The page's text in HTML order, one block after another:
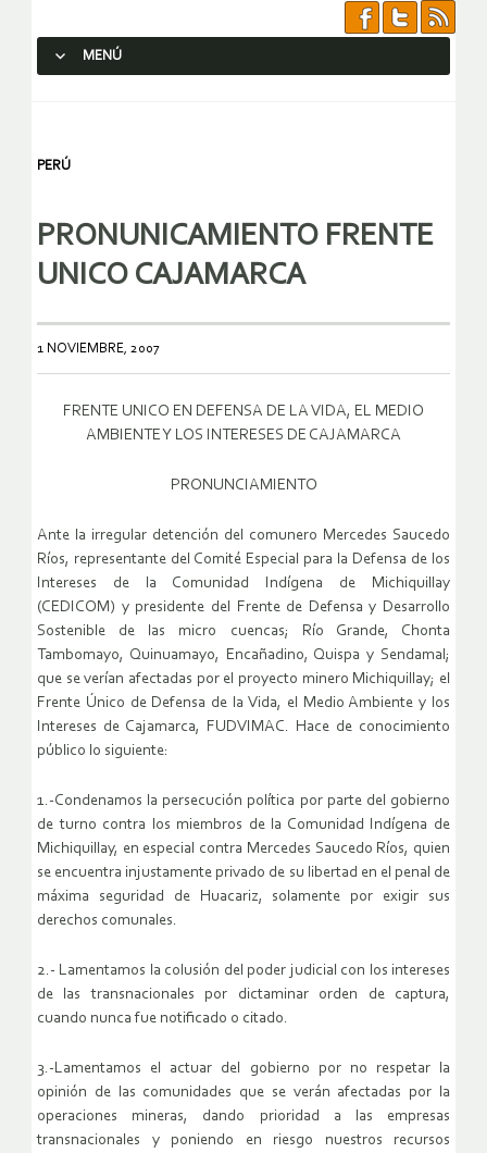
MENÚ
PERÚ
PRONUNICAMIENTO FRENTE
UNICO CAJAMARCA
1 NOVIEMBRE, 2007
FRENTE UNICO EN DEFENSA DE LA VIDA, EL MEDIO
AMBIENTE Y LOS INTERESES DE CAJAMARCA
PRONUNCIAMIENTO
Ante la irregular detención del comunero Mercedes Saucedo
Ríos, representante del Comité Especial para la Defensa de los
Intereses de la Comunidad Indígena de Michiquillay
(CEDICOM) y presidente del Frente de Defensa y Desarrollo
Sostenible de las micro cuencas; Río Grande, Chonta
Tambomayo, Quinuamayo, Encañadino, Quispa y Sendamal;
que se verían afectadas por el proyecto minero Michiquillay; el
Frente Único de Defensa de la Vida, el Medio Ambiente y los
Intereses de Cajamarca, FUDVIMAC. Hace de conocimiento
público lo siguiente:
1.-Condenamos la persecución política por parte del gobierno
de turno contra los miembros de la Comunidad Indígena de
Michiquillay, en especial contra Mercedes Saucedo Ríos, quien
se encuentra injustamente privado de su libertad en el penal de
máxima seguridad de Huacariz, solamente por exigir sus
derechos comunales.
2.- Lamentamos la colusión del poder judicial con los intereses
de las transnacionales por dictaminar orden de captura,
cuando nunca fue notificado o citado.
3.-Lamentamos el actuar del gobierno por no respetar la
opinión de las comunidades que se verán afectadas por la
operaciones mineras, dando prioridad a las empresas
transnacionales y poniendo en riesgo nuestros recursos